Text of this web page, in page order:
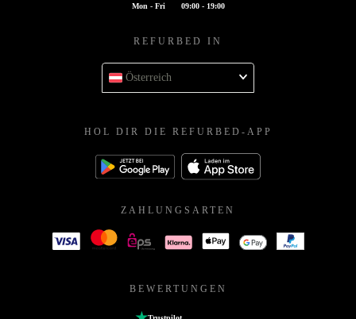
Mon - Fri 09:00 - 19:00
REFURBED IN
Österreich
HOL DIR DIE REFURBED-APP
ZAHLUNGSARTEN
BEWERTUNGEN